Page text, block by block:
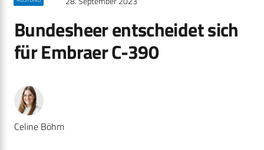
Bundesheer entscheidet sich
für Embraer C-390
Celine Böhm